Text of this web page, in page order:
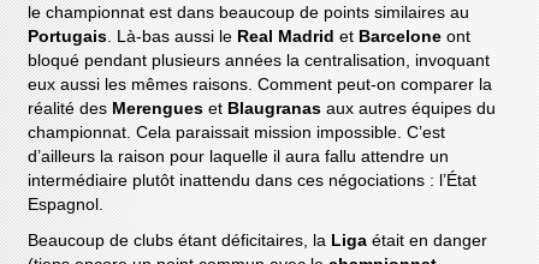
le championnat est dans beaucoup de points similaires au
Portugais. Là-bas aussi le Real Madrid et Barcelone ont
bloqué pendant plusieurs années la centralisation, invoquant
eux aussi les mêmes raisons. Comment peut-on comparer la
réalité des Merengues et Blaugranas aux autres équipes du
championnat. Cela paraissait mission impossible. C’est
d’ailleurs la raison pour laquelle il aura fallu attendre un
intermédiaire plutôt inattendu dans ces négociations : l’État
Espagnol.
Beaucoup de clubs étant déficitaires, la Liga était en danger